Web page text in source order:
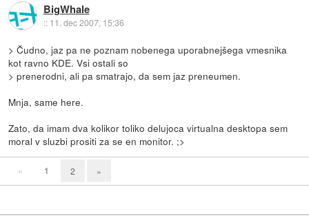
BigWhale
:: 11. dec 2007, 15:36
> Čudno, jaz pa ne poznam nobenega uporabnejšega vmesnika
kot ravno KDE. Vsi ostali so
> prenerodni, ali pa smatrajo, da sem jaz preneumen.
Mnja, same here.
Zato, da imam dva kolikor toliko delujoca virtualna desktopa sem
moral v sluzbi prositi za se en monitor. ;>
« 1 2 »